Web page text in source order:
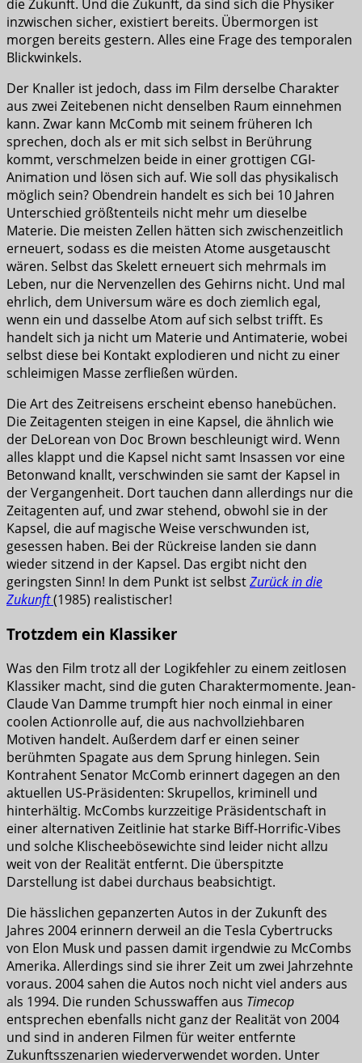
die Zukunft. Und die Zukunft, da sind sich die Physiker
inzwischen sicher, existiert bereits. Übermorgen ist
morgen bereits gestern. Alles eine Frage des temporalen
Blickwinkels.
Der Knaller ist jedoch, dass im Film derselbe Charakter
aus zwei Zeitebenen nicht denselben Raum einnehmen
kann. Zwar kann McComb mit seinem früheren Ich
sprechen, doch als er mit sich selbst in Berührung
kommt, verschmelzen beide in einer grottigen CGI-
Animation und lösen sich auf. Wie soll das physikalisch
möglich sein? Obendrein handelt es sich bei 10 Jahren
Unterschied größtenteils nicht mehr um dieselbe
Materie. Die meisten Zellen hätten sich zwischenzeitlich
erneuert, sodass es die meisten Atome ausgetauscht
wären. Selbst das Skelett erneuert sich mehrmals im
Leben, nur die Nervenzellen des Gehirns nicht. Und mal
ehrlich, dem Universum wäre es doch ziemlich egal,
wenn ein und dasselbe Atom auf sich selbst trifft. Es
handelt sich ja nicht um Materie und Antimaterie, wobei
selbst diese bei Kontakt explodieren und nicht zu einer
schleimigen Masse zerfließen würden.
Die Art des Zeitreisens erscheint ebenso hanebüchen.
Die Zeitagenten steigen in eine Kapsel, die ähnlich wie
der DeLorean von Doc Brown beschleunigt wird. Wenn
alles klappt und die Kapsel nicht samt Insassen vor eine
Betonwand knallt, verschwinden sie samt der Kapsel in
der Vergangenheit. Dort tauchen dann allerdings nur die
Zeitagenten auf, und zwar stehend, obwohl sie in der
Kapsel, die auf magische Weise verschwunden ist,
gesessen haben. Bei der Rückreise landen sie dann
wieder sitzend in der Kapsel. Das ergibt nicht den
geringsten Sinn! In dem Punkt ist selbstZurück in die
Zukunft(1985) realistischer!
Trotzdem ein Klassiker
Was den Film trotz all der Logikfehler zu einem zeitlosen
Klassiker macht, sind die guten Charaktermomente. Jean-
Claude Van Damme trumpft hier noch einmal in einer
coolen Actionrolle auf, die aus nachvollziehbaren
Motiven handelt. Außerdem darf er einen seiner
berühmten Spagate aus dem Sprung hinlegen. Sein
Kontrahent Senator McComb erinnert dagegen an den
aktuellen US-Präsidenten: Skrupellos, kriminell und
hinterhältig. McCombs kurzzeitige Präsidentschaft in
einer alternativen Zeitlinie hat starke Biff-Horrific-Vibes
und solche Klischeebösewichte sind leider nicht allzu
weit von der Realität entfernt. Die überspitzte
Darstellung ist dabei durchaus beabsichtigt.
Die hässlichen gepanzerten Autos in der Zukunft des
Jahres 2004 erinnern derweil an die Tesla Cybertrucks
von Elon Musk und passen damit irgendwie zu McCombs
Amerika. Allerdings sind sie ihrer Zeit um zwei Jahrzehnte
voraus. 2004 sahen die Autos noch nicht viel anders aus
als 1994. Die runden Schusswaffen aus Timecop
entsprechen ebenfalls nicht ganz der Realität von 2004
und sind in anderen Filmen für weiter entfernte
Zukunftsszenarien wiederverwendet worden. Unter